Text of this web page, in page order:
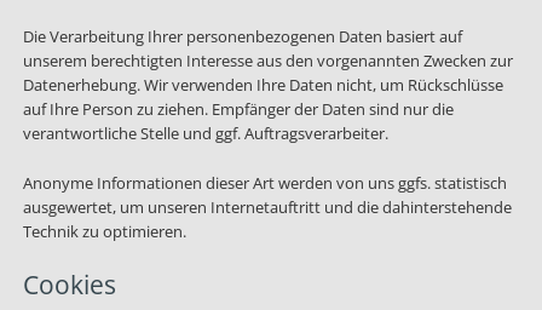
Die Verarbeitung Ihrer personenbezogenen Daten basiert auf
unserem berechtigten Interesse aus den vorgenannten Zwecken zur
Datenerhebung. Wir verwenden Ihre Daten nicht, um Rückschlüsse
auf Ihre Person zu ziehen. Empfänger der Daten sind nur die
verantwortliche Stelle und ggf. Auftragsverarbeiter.
Anonyme Informationen dieser Art werden von uns ggfs. statistisch
ausgewertet, um unseren Internetauftritt und die dahinterstehende
Technik zu optimieren.
Cookies